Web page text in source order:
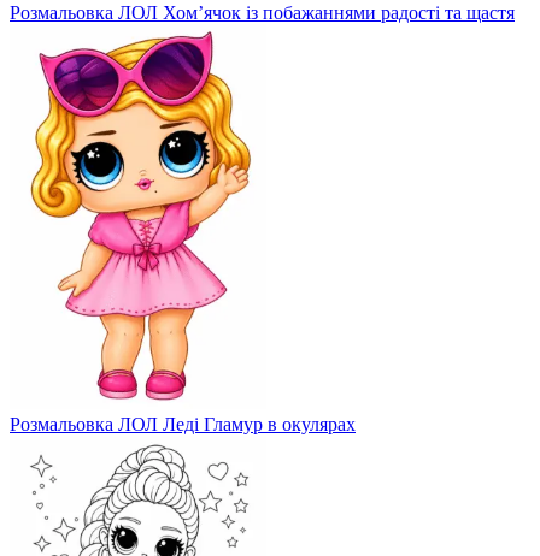
Розмальовка ЛОЛ Хом’ячок із побажаннями радості та щастя
Розмальовка ЛОЛ Леді Гламур в окулярах